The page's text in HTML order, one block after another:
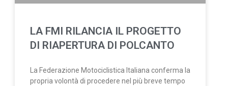
LA FMI RILANCIA IL PROGETTO
DI RIAPERTURA DI POLCANTO
La Federazione Motociclistica Italiana conferma la
propria volontà di procedere nel più breve tempo